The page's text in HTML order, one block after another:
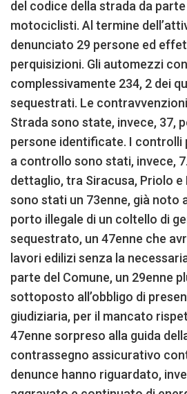
del codice della strada da
motociclisti. Al termine
denunciato 29 persone ed
perquisizioni. Gli automezzi
complessivamente 234, 2 dei
sequestrati. Le
Strada sono state, invece, 37,
persone identificate. I
a controllo sono stati, invece,
dettaglio, tra Siracusa, Priolo e
sono stati un 73enne, già noto
porto illegale di un coltello di
sequestrato, un 47enne che
lavori edilizi senza la
parte del Comune, un 29enne
sottoposto all’obbligo di
giudiziaria, per il mancato
47enne sorpreso alla guida
contrassegno assicurativo
denunce hanno riguardato,